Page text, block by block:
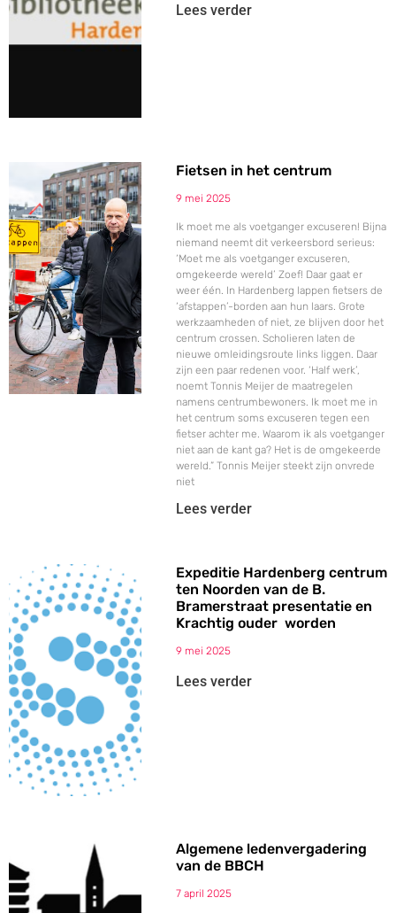
Lees verder
Fietsen in het centrum
9 mei 2025
Ik moet me als voetganger excuseren! Bijna
niemand neemt dit verkeersbord serieus:
‘Moet me als voetganger excuseren,
omgekeerde wereld’ Zoef! Daar gaat er
weer één. In Hardenberg lappen fietsers de
‘afstappen’-borden aan hun laars. Grote
werkzaamheden of niet, ze blijven door het
centrum crossen. Scholieren laten de
nieuwe omleidingsroute links liggen. Daar
zijn een paar redenen voor. ‘Half werk’,
noemt Tonnis Meijer de maatregelen
namens centrumbewoners. Ik moet me in
het centrum soms excuseren tegen een
fietser achter me. Waarom ik als voetganger
niet aan de kant ga? Het is de omgekeerde
wereld.” Tonnis Meijer steekt zijn onvrede
niet
Lees verder
Expeditie Hardenberg centrum
ten Noorden van de B.
Bramerstraat presentatie en
Krachtig ouder worden
9 mei 2025
Lees verder
Algemene ledenvergadering
van de BBCH
7 april 2025